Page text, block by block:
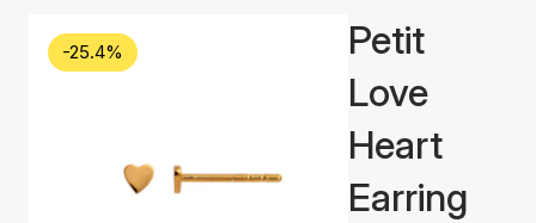
-25.4%
Petit
Love
Heart
Earring